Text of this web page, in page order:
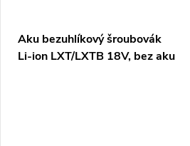
Aku bezuhlíkový šroubovák
Li-ion LXT/LXTB 18V, bez aku